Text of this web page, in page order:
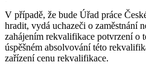
V případě, že bude Úřad práce
hradit, vydá uchazeči o zaměstnání
zahájením rekvalifikace potvrzení o
úspěšném absolvování této
zařízení cenu rekvalifikace.